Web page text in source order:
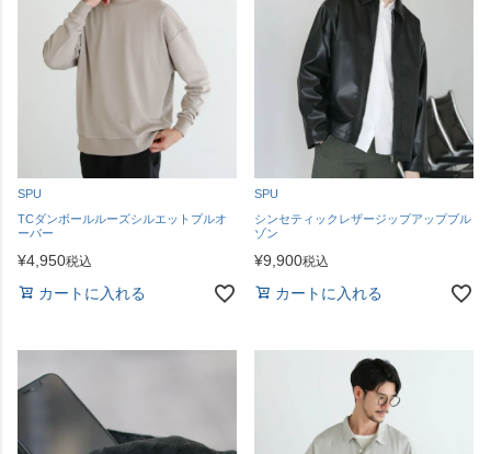
SPU
TCダンボールルーズシルエットプルオ
ーバー
¥4,950税込
カートに入れる
SPU
シンセティックレザージップアップブル
ゾン
¥9,900税込
カートに入れる